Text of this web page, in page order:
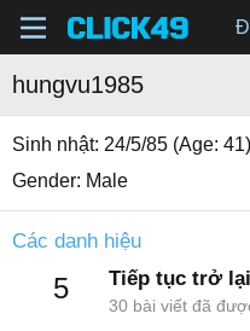
hungvu1985
Sinh nhật 24/5/85 (Age: 41)
Gender Male
Các danh hiệu
5 Tiếp tục trở lại
30 bài viết đã